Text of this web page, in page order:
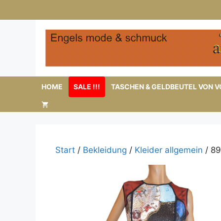
Inhalt
HOME SALE !!! TASCHEN & GELDBEUTEL VON
Start / Bekleidung / Kleider allgemein /